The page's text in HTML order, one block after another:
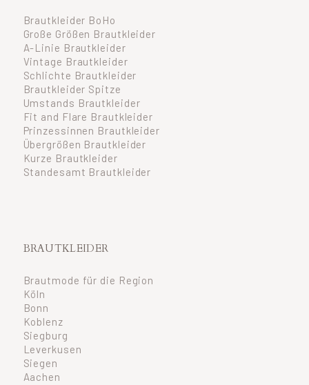
Brautkleider BoHo
Große Größen Brautkleider
A-Linie Brautkleider
Vintage Brautkleider
Schlichte Brautkleider
Brautkleider Spitze
Umstands Brautkleider
Fit and Flare Brautkleider
Prinzessinnen Brautkleider
Übergrößen Brautkleider
Kurze Brautkleider
Standesamt Brautkleider
BRAUTKLEIDER
Brautmode für die Region
Köln
Bonn
Koblenz
Siegburg
Leverkusen
Siegen
Aachen